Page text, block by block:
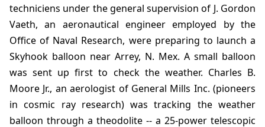
techniciens under the general supervision of J. Gordon
Vaeth, an aeronautical engineer employed by the
Office of Naval Research, were preparing to launch a
Skyhook balloon near Arrey, N. Mex. A small balloon
was sent up first to check the weather. Charles B.
Moore Jr., an aerologist of General Mills Inc. (pioneers
in cosmic ray research) was tracking the weather
balloon through a theodolite -- a 25-power telescopic